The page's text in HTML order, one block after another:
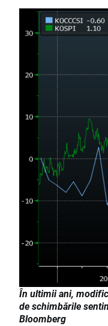
În ultimii ani,
de schimbările
Bloomberg